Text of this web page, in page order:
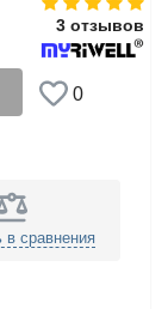
3 отзывов
0
в сравнения